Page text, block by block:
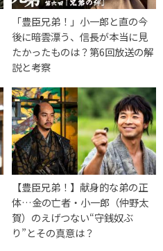
「豊臣兄弟！」小一郎と直の今
後に暗雲漂う、信長が本当に見
たかったものは？第6回放送の解
説と考察
【豊臣兄弟！】献身的な弟の正
体…金の亡者・小一郎（仲野太
賀）のえげつない“守銭奴ぶ
り”とその真意は？